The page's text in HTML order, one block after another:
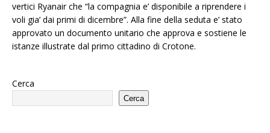
vertici Ryanair che “la compagnia e’ disponibile a riprendere i
voli gia’ dai primi di dicembre”. Alla fine della seduta e’ stato
approvato un documento unitario che approva e sostiene le
istanze illustrate dal primo cittadino di Crotone.
Cerca
Cerca